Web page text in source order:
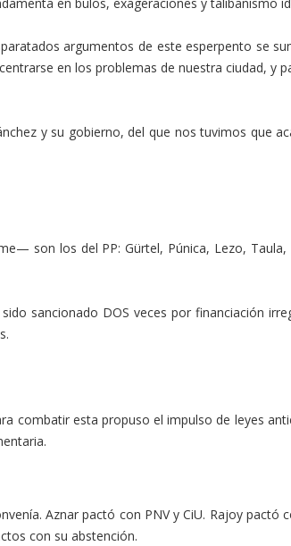
en bulos, exageraciones y talibanismo
argumentos de este esperpento se
en los problemas de nuestra ciudad, y
y su gobierno, del que nos tuvimos que
son los del PP: Gürtel, Púnica, Lezo,
sancionado DOS veces por financiación
combatir esta propuso el impulso de leyes
Aznar pactó con PNV y CiU. Rajoy pactó
con su abstención.